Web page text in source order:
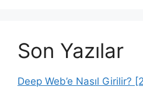
Son Yazılar
Deep Web’e Nasıl Girilir?